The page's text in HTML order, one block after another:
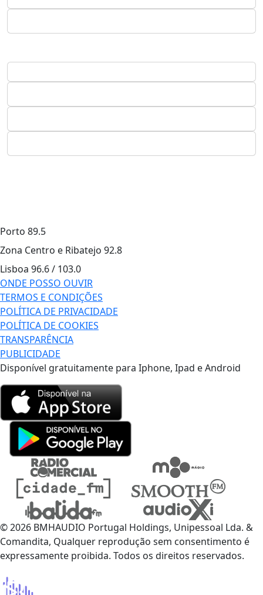
Porto 89.5
Zona Centro e Ribatejo 92.8
Lisboa 96.6 / 103.0
ONDE POSSO OUVIR
TERMOS E CONDIÇÕES
POLÍTICA DE PRIVACIDADE
POLÍTICA DE COOKIES
TRANSPARÊNCIA
PUBLICIDADE
Disponível gratuitamente para Iphone, Ipad e Android
© 2026 BMHAUDIO Portugal Holdings, Unipessoal Lda. &
Comandita, Qualquer reprodução sem consentimento é
expressamente proibida. Todos os direitos reservados.